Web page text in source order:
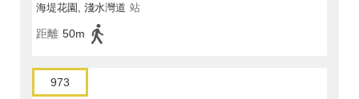
海堤花園, 淺水灣道 站
距離 50m
973